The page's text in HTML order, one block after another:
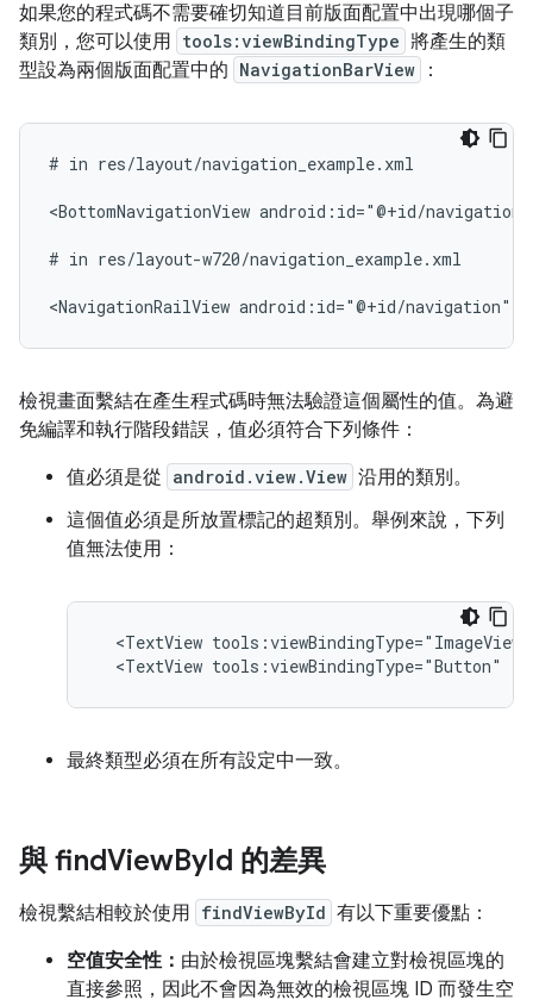
如果您的程式碼不需要確切知道目前版面配置中出現哪個子
類別，您可以使用 tools:viewBindingType 將產生的類
型設為兩個版面配置中的 NavigationBarView ：
# in res/layout/navigation_example.xml
<BottomNavigationView android:id="@+id/navigation"
# in res/layout-w720/navigation_example.xml
<NavigationRailView android:id="@+id/navigation"
檢視畫面繫結在產生程式碼時無法驗證這個屬性的值。為避
免編譯和執行階段錯誤，值必須符合下列條件：
值必須是從 android.view.View 沿用的類別。
這個值必須是所放置標記的超類別。舉例來說，下列
值無法使用：
<TextView tools:viewBindingType="ImageView"
<TextView tools:viewBindingType="Button"
最終類型必須在所有設定中一致。
與 findViewById 的差異
檢視繫結相較於使用 findViewById 有以下重要優點：
空值安全性： 由於檢視區塊繫結會建立對檢視區塊的
直接參照，因此不會因為無效的檢視區塊 ID 而發生空